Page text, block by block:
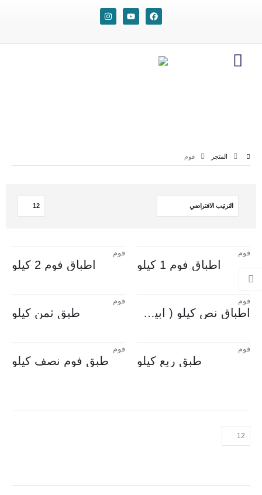
المتجر فوم
فوم
اطباق فوم 1 كيلو
فوم
اطباق فوم 2 كيلو
فوم
اطباق نص كيلو ( ابيض & الوان )
فوم
طبق ثمن كيلو
فوم
طبق ربع كيلو
فوم
طبق فوم نصف كيلو